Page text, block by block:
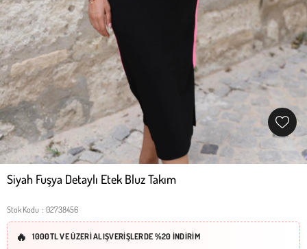
Siyah Fuşya Detaylı Etek Bluz Takım
Stok Kodu 02738456
1000TL VE ÜZERİ ALIŞVERİŞLERDE %20 İNDİRİM